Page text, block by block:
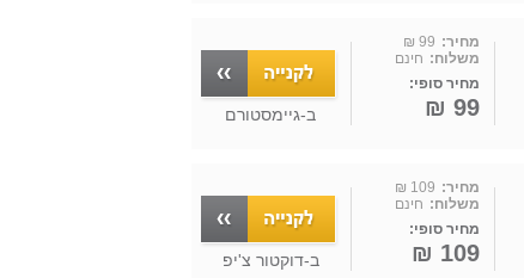
מחיר: 99 ₪
משלוח: חינם
מחיר סופי:
99 ₪ ב-גיימסטורם
מחיר: 109 ₪
משלוח: חינם
מחיר סופי:
109 ₪ ב-דוקטור צ'יפ